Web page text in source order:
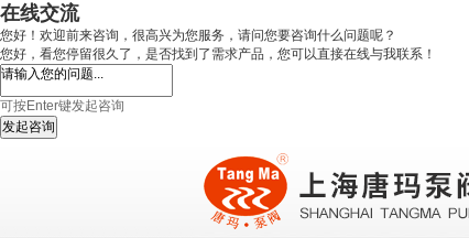
在线交流
您好！欢迎前来咨询，很高兴为您服务，请问您要咨询什么问题呢？
您好，看您停留很久了，是否找到了需求产品，您可以直接在线与我联系！
可按Enter键发起咨询
发起咨询